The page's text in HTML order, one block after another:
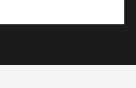
Teile sicher und
zu installieren.
von 14 Tagen